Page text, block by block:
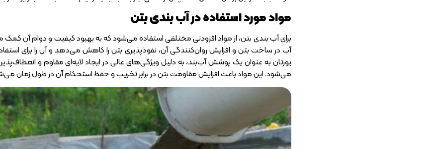
مواد مورد استفاده در آب بندی بتن
برای آب بندی بتن، از مواد افزودنی مختلفی استفاده می‌شود که به بهبود کیفیت و دوام آن
آب در ساخت بتن و افزایش روان‌کنندگی آن، نفوذپذیری بتن را کاهش می‌دهد و آن را
یورتان به عنوان یک پوشش آب‌بند، به دلیل ویژگی‌های عالی در ایجاد لایه‌ای مقاوم و
می‌شود. این مواد باعث افزایش مقاومت بتن در برابر تخریب و حفظ استحکام آن در طول زمان